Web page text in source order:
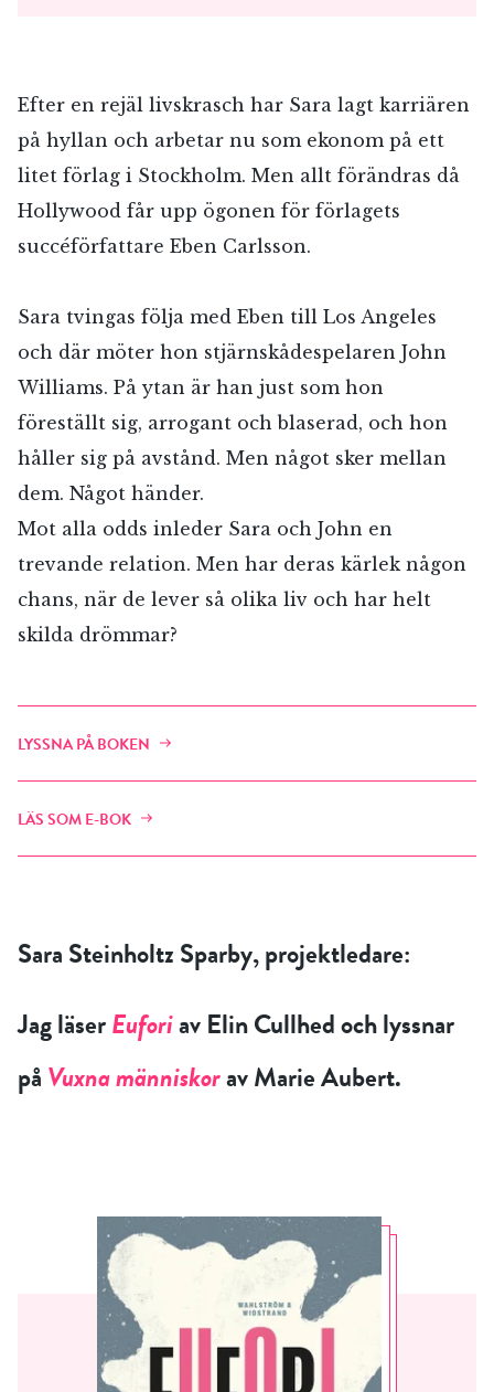
Efter en rejäl livskrasch har Sara lagt karriären
på hyllan och arbetar nu som ekonom på ett
litet förlag i Stockholm. Men allt förändras då
Hollywood får upp ögonen för förlagets
succéförfattare Eben Carlsson.
Sara tvingas följa med Eben till Los Angeles
och där möter hon stjärnskådespelaren John
Williams. På ytan är han just som hon
föreställt sig, arrogant och blaserad, och hon
håller sig på avstånd. Men något sker mellan
dem. Något händer.
Mot alla odds inleder Sara och John en
trevande relation. Men har deras kärlek någon
chans, när de lever så olika liv och har helt
skilda drömmar?
LYSSNA PÅ BOKEN
LÄS SOM E-BOK
Sara Steinholtz Sparby, projektledare:
Jag läserEuforiav Elin Cullhed och lyssnar
påVuxna människorav Marie Aubert.